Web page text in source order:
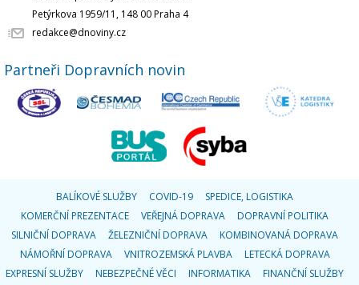
Petýrkova 1959/11, 148 00 Praha 4
redakce@dnoviny.cz
Partneři Dopravních novin
BALÍKOVÉ SLUŽBY COVID-19
SPEDICE, LOGISTIKA
KOMERČNÍ PREZENTACE
VEŘEJNÁ DOPRAVA
DOPRAVNÍ POLITIKA
SILNIČNÍ DOPRAVA
ŽELEZNIČNÍ DOPRAVA
KOMBINOVANÁ DOPRAVA
NÁMOŘNÍ DOPRAVA
VNITROZEMSKÁ PLAVBA
LETECKÁ DOPRAVA
EXPRESNÍ SLUŽBY
NEBEZPEČNÉ VĚCI INFORMATIKA FINANČNÍ SLUŽBY